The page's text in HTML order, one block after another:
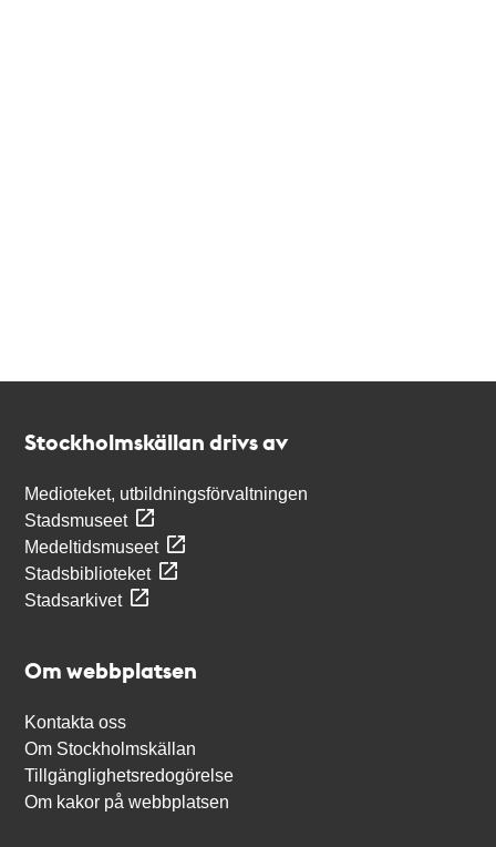
Stockholmskällan drivs av
Medioteket, utbildningsförvaltningen
Stadsmuseet
Medeltidsmuseet
Stadsbiblioteket
Stadsarkivet
Om webbplatsen
Kontakta oss
Om Stockholmskällan
Tillgänglighetsredogörelse
Om kakor på webbplatsen